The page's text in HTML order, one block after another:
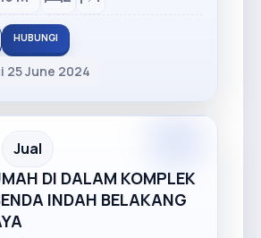
HUBUNGI
25 June 2024
Jual
DI DALAM KOMPLEK
INDAH BELAKANG